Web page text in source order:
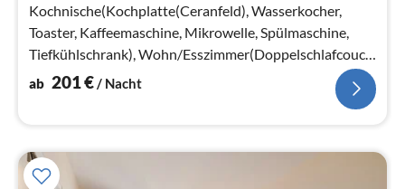
Kochnische(Kochplatte(Ceranfeld), Wasserkocher,
Toaster, Kaffeemaschine, Mikrowelle, Spülmaschine,
Tiefkühlschrank), Wohn/Esszimmer(Doppelschlafcouch,
TV, Esstisch, Sitzecke)
ab 201€/ Nacht